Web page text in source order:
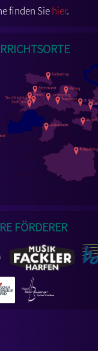
finden Siehier.
Förderer